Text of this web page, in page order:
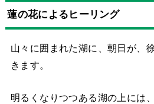
蓮の花によるヒーリング
山々に囲まれた湖に、朝日が、
きます。
明るくなりつつある湖の上には